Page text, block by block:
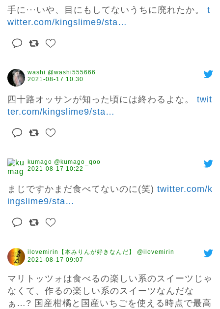
手に···いや、目にもしてないうちに廃れたか。 t
witter.com/kingslime9/sta…
washi @washi555666
2021-08-17 10:30
四十路オッサンが知った頃には終わるよな。 twit
ter.com/kingslime9/sta…
kumago @kumago_qoo
2021-08-17 10:22
まじですかまだ食べてないのに(笑) twitter.com/k
ingslime9/sta…
ilovemirin【本みりんが好きなんだ】 @ilovemirin
2021-08-17 09:07
マリトッツォは食べるの楽しい系のスイーツじゃ
なくて、作るの楽しい系のスイーツなんだな
ぁ…? 国産柑橘と国産いちごを使える時点で最高